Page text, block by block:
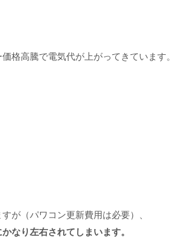
格高騰で電気代が上がってきています。
が（パワコン更新費用は必要）、
なり左右されてしまいます。